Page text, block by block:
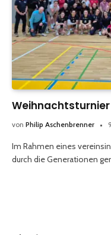
von Philip Aschenbrenner
Im Rahmen eines
durch die Generationen